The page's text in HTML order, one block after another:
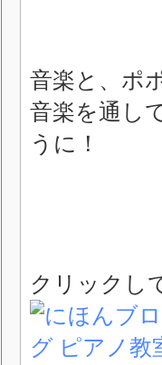
音楽と、ポ
音楽を通し
うに！
クリックし